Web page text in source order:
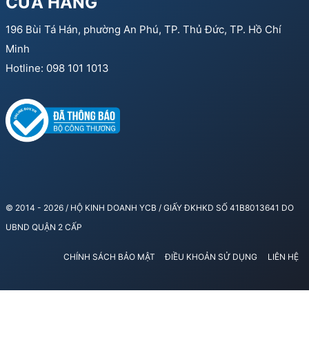
196 Bùi Tá Hán, phường An Phú, TP. Thủ Đức, TP. Hồ Chí
Minh
Hotline: 098 101 1013
© 2014 - 2026 / HỘ KINH DOANH YCB / GIẤY ĐKHKD SỐ 41B8013641 DO
UBND QUẬN 2 CẤP
CHÍNH SÁCH BẢO MẬT ĐIỀU KHOẢN SỬ DỤNG LIÊN HỆ